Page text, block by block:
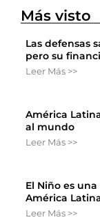
Más visto
Las defensas
pero su
Leer Más >>
América
al mundo
Leer Más >>
El Niño es
América
Leer Más >>